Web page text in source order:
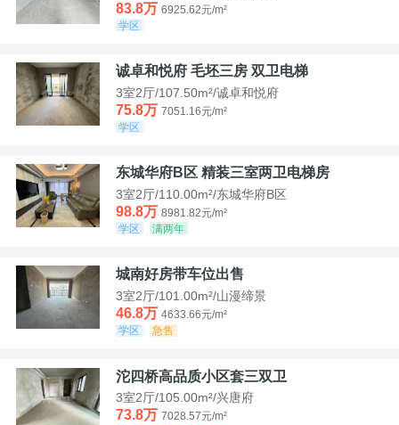
83.8万 6925.62元/m²
学区
诚卓和悦府 毛坯三房 双卫电梯
3室2厅/107.50m²/诚卓和悦府
75.8万 7051.16元/m²
学区
东城华府B区 精装三室两卫电梯房
3室2厅/110.00m²/东城华府B区
98.8万 8981.82元/m²
学区
满两年
城南好房带车位出售
3室2厅/101.00m²/山漫缔景
46.8万 4633.66元/m²
学区
急售
沱四桥高品质小区套三双卫
3室2厅/105.00m²/兴唐府
73.8万 7028.57元/m²